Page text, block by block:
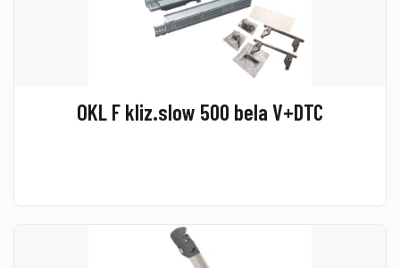
OKL F kliz.slow 500 bela V+DTC